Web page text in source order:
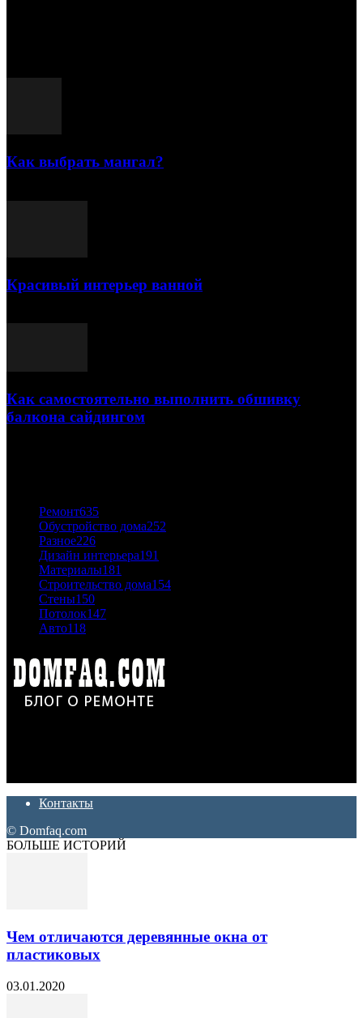
Как выбрать мангал?
Красивый интерьер ванной
Как самостоятельно выполнить обшивку
балкона сайдингом
Ремонт635
Обустройство дома252
Разное226
Дизайн интерьера191
Материалы181
Строительство дома154
Стены150
Потолок147
Авто118
Контакты
© Domfaq.com
БОЛЬШЕ ИСТОРИЙ
Чем отличаются деревянные окна от
пластиковых
03.01.2020